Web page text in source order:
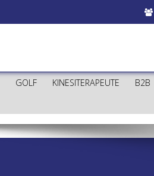
GOLF KINESITERAPEUTE B2B